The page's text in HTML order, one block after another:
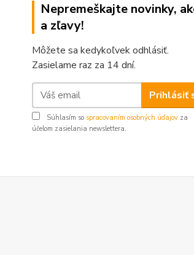
Nepremeškajte novinky,
a zľavy!
Môžete sa kedykoľvek odhlásiť.
Zasielame raz za 14 dní.
Prihlásiť
Súhlasím so spracovaním osobných údajov za
účelom zasielania newslettera.